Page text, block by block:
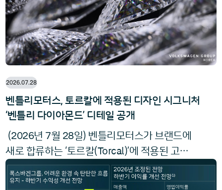
에디션의 시승 및 상담을 완료하거나 차량을
2026.07.28
벤틀리모터스, 토르칼에 적용된 디자인 시그니처
‘벤틀리 다이아몬드’ 디테일 공개
(2026년 7월 28일) 벤틀리모터스가 브랜드에
새로 합류하는 ‘토르칼(Torcal)’에 적용된 고유
의 디자인 시그니처 ‘벤틀리 다이아몬드(Bentle
y Diamond)’ 디테일을 공개했다. 다이아몬드